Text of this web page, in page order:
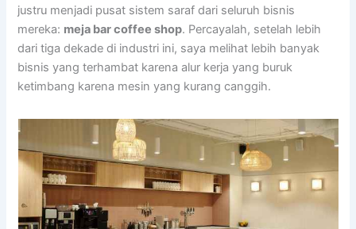
justru menjadi pusat sistem saraf dari seluruh bisnis
mereka: meja bar coffee shop. Percayalah, setelah lebih
dari tiga dekade di industri ini, saya melihat lebih banyak
bisnis yang terhambat karena alur kerja yang buruk
ketimbang karena mesin yang kurang canggih.